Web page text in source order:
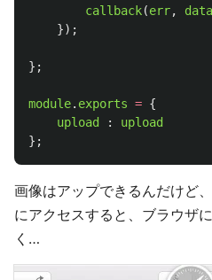
callback(err, data
});
};
module. exports = {
upload
:
upload
};
画像はアップできるんだけど
にアクセスすると、ブラウザ
く…